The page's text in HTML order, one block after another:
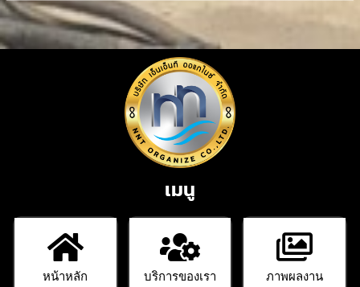
เมนู
หน้าหลัก บริการของเรา ภาพผลงาน